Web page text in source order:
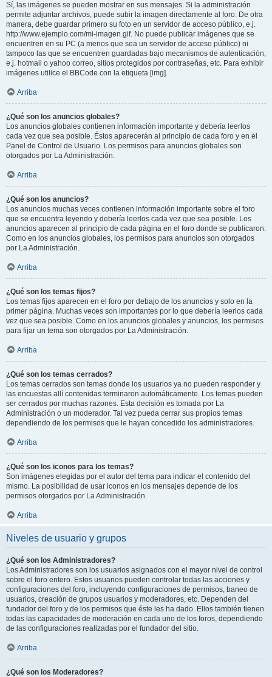
Sí, las imágenes se pueden mostrar en sus mensajes. Si la administración
permite adjuntar archivos, puede subir la imagen directamente al foro. De otra
manera, debe guardar primero su foto en un servidor de acceso público, e.j.
http://www.ejemplo.com/mi-imagen.gif. No puede publicar imágenes que se
encuentren en su PC (a menos que sea un servidor de acceso público) ni
tampoco las que se encuentren guardadas bajo mecanismos de autenticación,
e.j. hotmail o yahoo correo, sitios protegidos por contraseñas, etc. Para exhibir
imágenes utilice el BBCode con la etiqueta [img].
Arriba
¿Qué son los anuncios globales?
Los anuncios globales contienen información importante y debería leerlos
cada vez que sea posible. Éstos aparecerán al principio de cada foro y en el
Panel de Control de Usuario. Los permisos para anuncios globales son
otorgados por La Administración.
Arriba
¿Qué son los anuncios?
Los anuncios muchas veces contienen información importante sobre el foro
que se encuentra leyendo y debería leerlos cada vez que sea posible. Los
anuncios aparecen al principio de cada página en el foro donde se publicaron.
Como en los anuncios globales, los permisos para anuncios son otorgados
por La Administración.
Arriba
¿Qué son los temas fijos?
Los temas fijos aparecen en el foro por debajo de los anuncios y solo en la
primer página. Muchas veces son importantes por lo que debería leerlos cada
vez que sea posible. Como en los anuncios globales y anuncios, los permisos
para fijar un tema son otorgados por La Administración.
Arriba
¿Qué son los temas cerrados?
Los temas cerrados son temas donde los usuarios ya no pueden responder y
las encuestas allí contenidas terminaron automáticamente. Los temas pueden
ser cerrados por muchas razones. Esta decisión es tomada por La
Administración o un moderador. Tal vez pueda cerrar sus propios temas
dependiendo de los permisos que le hayan concedido los administradores.
Arriba
¿Qué son los iconos para los temas?
Son imágenes elegidas por el autor del tema para indicar el contenido del
mismo. La posibilidad de usar iconos en los mensajes depende de los
permisos otorgados por La Administración.
Arriba
Niveles de usuario y grupos
¿Qué son los Administradores?
Los Administradores son los usuarios asignados con el mayor nivel de control
sobre el foro entero. Estos usuarios pueden controlar todas las acciones y
configuraciones del foro, incluyendo configuraciones de permisos, baneo de
usuarios, creación de grupos usuarios y moderadores, etc. Dependen del
fundador del foro y de los permisos que éste les ha dado. Ellos también tienen
todas las capacidades de moderación en cada uno de los foros, dependiendo
de las configuraciones realizadas por el fundador del sitio.
Arriba
¿Qué son los Moderadores?